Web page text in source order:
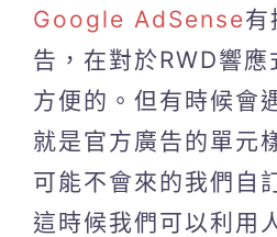
Google AdSense有
告，在對於RWD響
方便的。但有時候會
就是官方廣告的單元
可能不會來的我們自
這時候我們可以利用